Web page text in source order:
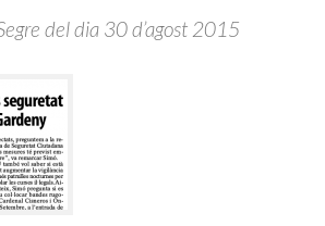
del dia 30 d’agost 2015